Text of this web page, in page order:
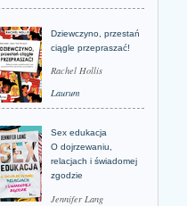
Dziewczyno, przestań
ciągle przepraszać!
Rachel Hollis
Laurum
Sex edukacja
O dojrzewaniu,
relacjach i świadomej
zgodzie
Jennifer Lang